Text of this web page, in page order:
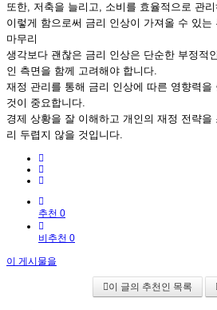
또한, 저축을 늘리고, 소비를 효율적으로 관
이렇게 함으로써 금리 인상이 가져올 수 있는
마무리
생각보다 괜찮은 금리 인상은 단순한 부정적
인 측면을 함께 고려해야 합니다.
재정 관리를 통해 금리 인상에 따른 영향력을
것이 중요합니다.
경제 상황을 잘 이해하고 개인의 재정 전략
리 두렵지 않을 것입니다.
추천 0
비추천 0
이 게시물을
이 글의 추천인 목록